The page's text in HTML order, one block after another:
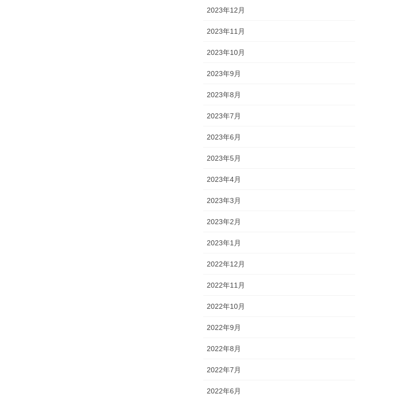
2023年12月
2023年11月
2023年10月
2023年9月
2023年8月
2023年7月
2023年6月
2023年5月
2023年4月
2023年3月
2023年2月
2023年1月
2022年12月
2022年11月
2022年10月
2022年9月
2022年8月
2022年7月
2022年6月